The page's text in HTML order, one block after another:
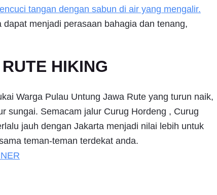
tangan dengan sabun di air yang mengalir.
dapat menjadi perasaan bahagia dan tenang,
HIKING
Warga Pulau Untung Jawa Rute yang turun naik,
sungai. Semacam jalur Curug Hordeng , Curug
jauh dengan Jakarta menjadi nilai lebih untuk
teman-teman terdekat anda.